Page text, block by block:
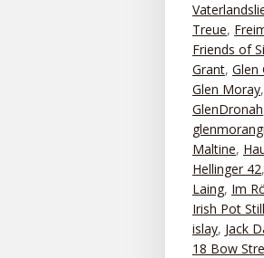
Treue,
Friends of
Grant, Glen
Glen Moray,
GlenDronah
Maltine,
Hellinger 42,
Laing, Im
Irish Pot
islay, Jack
18 Bow